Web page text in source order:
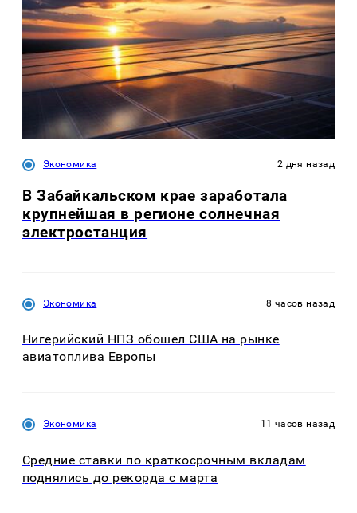
Экономика 2 дня назад
В Забайкальском крае заработала
крупнейшая в регионе солнечная
электростанция
Экономика 8 часов назад
Нигерийский НПЗ обошел США на рынке
авиатоплива Европы
Экономика 11 часов назад
Средние ставки по краткосрочным вкладам
поднялись до рекорда с марта